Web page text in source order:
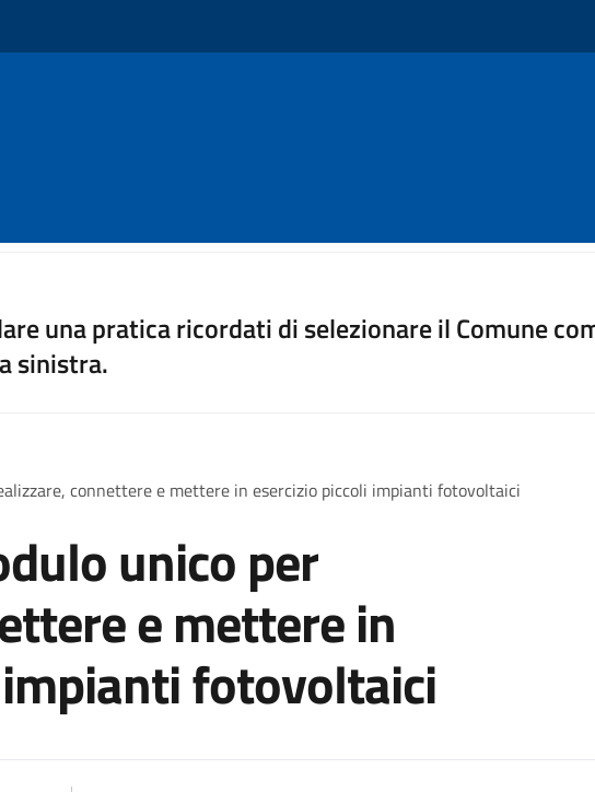
una pratica ricordati di selezionare il Comune
sinistra.
connettere e mettere in esercizio piccoli impianti fotovoltaici
unico per
e mettere in
fotovoltaici